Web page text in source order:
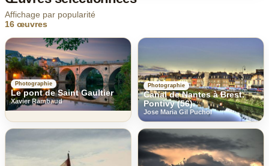
Affichage par popularité
16 œuvres
Photographie
Le pont de Saint Gaultier
Xavier Rambaud
Photographie
Canal de Nantes à Brest.
Pontivy (56).
Jose Maria Gil Puchol